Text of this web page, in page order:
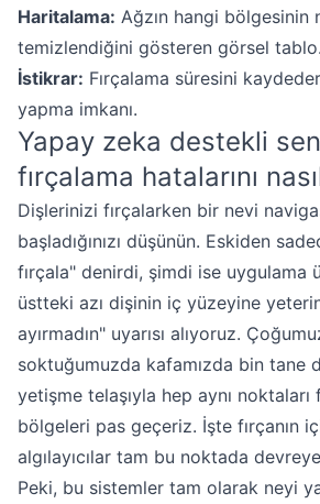
Haritalama: Ağzın hangi bölgesinin
temizlendiğini gösteren görsel tablo.
İstikrar: Fırçalama süresini
yapma imkanı.
Yapay zeka destekli
fırçalama hatalarını
Dişlerinizi fırçalarken bir nevi
başladığınızı düşünün. Eskiden
fırçala" denirdi, şimdi ise uygulama
üstteki azı dişinin iç yüzeyine
ayırmadın" uyarısı alıyoruz.
soktuğumuzda kafamızda bin tane
yetişme telaşıyla hep aynı noktaları
bölgeleri pas geçeriz. İşte fırçanın
algılayıcılar tam bu noktada
Peki, bu sistemler tam olarak neyi